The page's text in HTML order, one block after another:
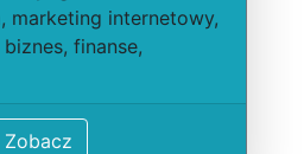
marketing internetowy,
biznes, finanse,
Zobacz